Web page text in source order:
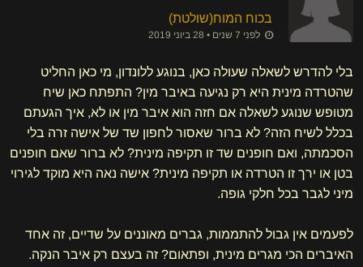
בכוח המוח​(שולטת)
לפני 7 שנים • 28 ביוני 2019
בלי להדרש לשאלה שעולה כאן, בנוגע ללונדון, מי כאן החליט
שהטרדה מינית היא רק נגיעה באיבר מין? התפתח כאן שיח
מטופש שנוגע לשאלה אם חזה הוא איבר מין או לא, איך הגעתם
בכלל לשיח הזה? לא ברור שאסור לחפון שד של אישה זרה בלי
הסכמתה, ואם חופנים שד זו תקיפה מינית? לא ברור שאם חופנים
בטן או ירך זו הטרדה או תקיפה מינית? אישה נאה היא מוקד לגירוי
מיני לגבר בכל חלקי גופה.
לפעמים אין גבול להתממות, גברים מאוננים על שדיים, זה אחד
האיברים הכי מגרים מינית, ופתאום? זה בעצם רק איבר הנקה.